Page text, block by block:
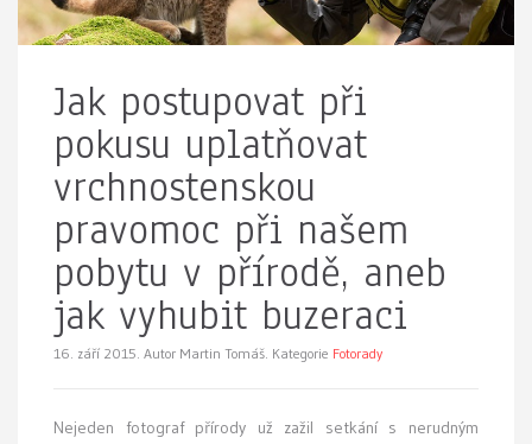
Jak postupovat při
pokusu uplatňovat
vrchnostenskou
pravomoc při našem
pobytu v přírodě, aneb
jak vyhubit buzeraci
16. září 2015. Autor Martin Tomáš. Kategorie Fotorady
Nejeden fotograf přírody už zažil setkání s nerudným